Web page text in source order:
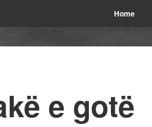
Home
e gotë